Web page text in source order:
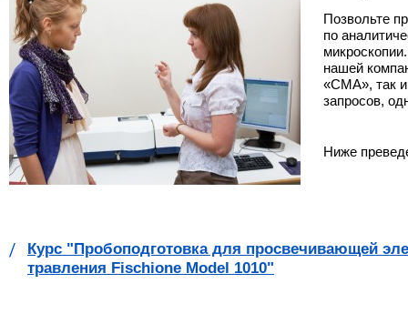
Позвольте
по
нашей
«СМА», так и
запросов,
Ниже
Курс "Пробоподготовка для просвечивающей
травления Fischione Model 1010"